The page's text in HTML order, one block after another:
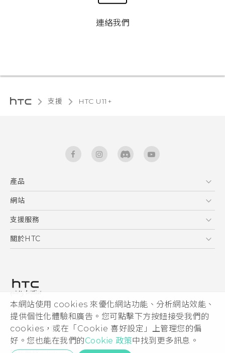
本網站使用 cookies 來優化網站功能、分析網站效能、
提供個性化體驗和廣告。您可點擊下方按鈕接受我們的
cookies，或在「Cookie 喜好設定」上管理您的偏
好。您也能在我們的Cookie 政策中找到更多訊息。
連絡我們
支援 HTC U11+‎
產品
5G
智能手機
區塊鍊手機
網站
HTC Dev
HTC Research
支援服務
服務中心
關於HTC
私隱政策
產品安全
加入HTC
Security and Privacy Whitepaper
© 2011-2026 HTC Corporation
HTC 法律文件